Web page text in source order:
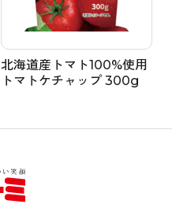
北海道産トマト100%使用
トマトケチャップ 300g